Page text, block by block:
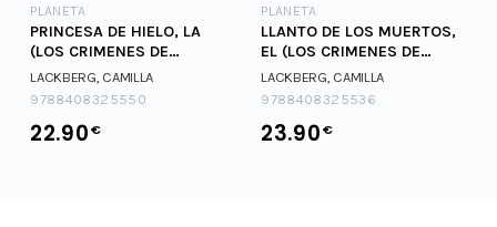
PLANETA
PRINCESA DE HIELO, LA
(LOS CRIMENES DE
FJALLBACKA)
LACKBERG, CAMILLA
9788408325550
22.90€
PLANETA
LLANTO DE LOS MUERTOS,
EL (LOS CRIMENES DE
FJALLBACKA)
LACKBERG, CAMILLA
9788408325536
23.90€